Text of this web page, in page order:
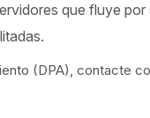
que fluye
(DPA), contacte